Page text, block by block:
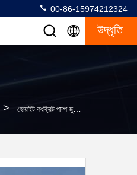
00-86-15974212324
উদ্ধৃতি
> হোয়াইট কংক্রিট পাম্প জুমলিয়ন ভাড়া 38 মিটারের ব্যবহৃত নির্মাণ যন্ত্র ভালো অবস্থায়